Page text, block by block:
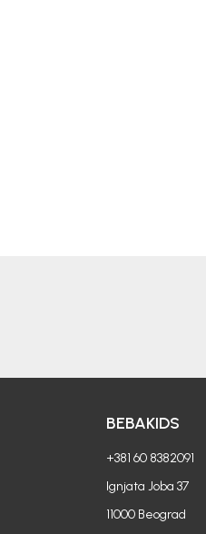
BEBAKIDS
+381 60 8382091
Ignjata Joba 37
11000 Beograd